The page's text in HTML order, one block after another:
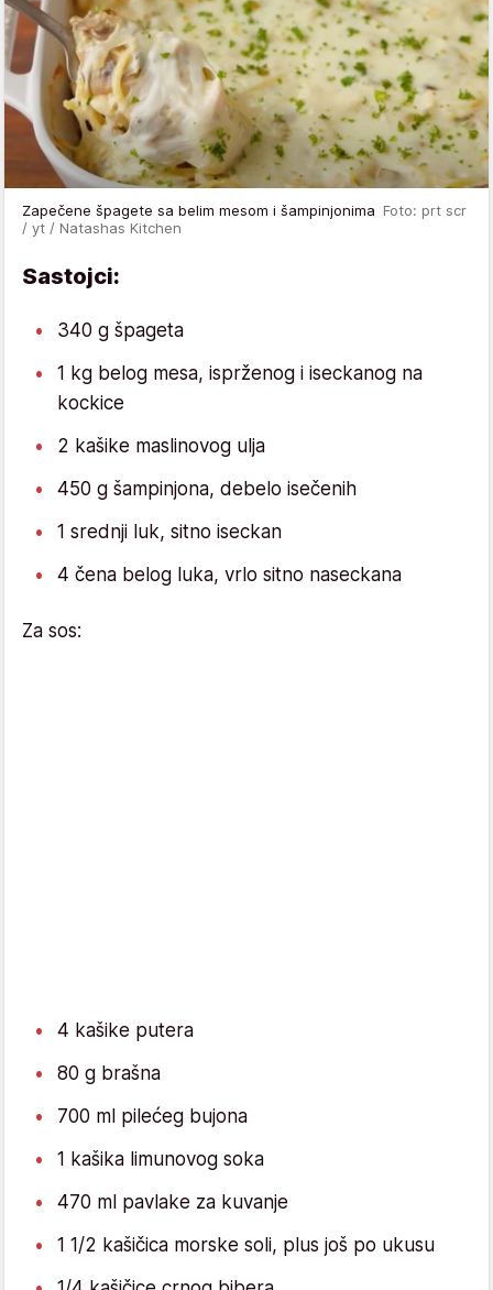
Zapečene špagete sa belim mesom i šampinjonima Foto: prt scr
/ yt / Natashas Kitchen
Sastojci:
340 g špageta
1 kg belog mesa, isprženog i iseckanog na
kockice
2 kašike maslinovog ulja
450 g šampinjona, debelo isečenih
1 srednji luk, sitno iseckan
4 čena belog luka, vrlo sitno naseckana
Za sos:
4 kašike putera
80 g brašna
700 ml pilećeg bujona
1 kašika limunovog soka
470 ml pavlake za kuvanje
1 1/2 kašičica morske soli, plus još po ukusu